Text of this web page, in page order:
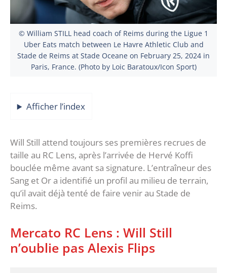
© William STILL head coach of Reims during the Ligue 1
Uber Eats match between Le Havre Athletic Club and
Stade de Reims at Stade Oceane on February 25, 2024 in
Paris, France. (Photo by Loic Baratoux/Icon Sport)
Afficher l’index
Will Still attend toujours ses premières recrues de
taille au RC Lens, après l’arrivée de Hervé Koffi
bouclée même avant sa signature. L’entraîneur des
Sang et Or a identifié un profil au milieu de terrain,
qu’il avait déjà tenté de faire venir au Stade de
Reims.
Mercato RC Lens : Will Still
n’oublie pas Alexis Flips